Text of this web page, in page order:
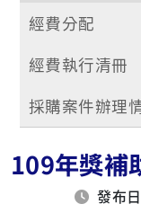
經費分配
經費執行清冊
採購案件辦理
109年獎補
發布